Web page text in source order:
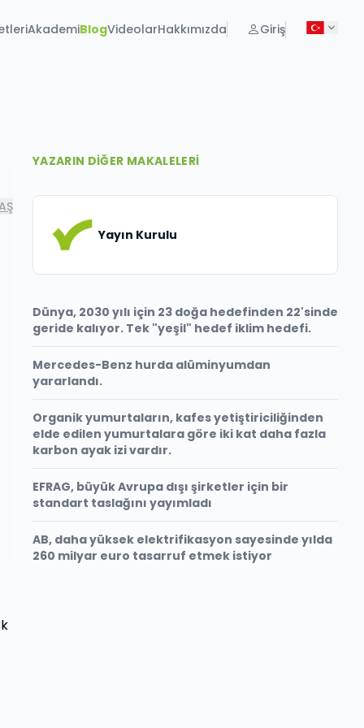
AkademiBlogVideolarHakkımızda Giriş
YAZARIN DIĞER MAKALELERI
Yayın Kurulu
Dünya, 2030 yılı için 23 doğa hedefinden 22'sinde
geride kalıyor. Tek "yeşil" hedef iklim hedefi.
Mercedes-Benz hurda alüminyumdan
yararlandı.
Organik yumurtaların, kafes yetiştiriciliğinden
elde edilen yumurtalara göre iki kat daha fazla
karbon ayak izi vardır.
EFRAG, büyük Avrupa dışı şirketler için bir
standart taslağını yayımladı
AB, daha yüksek elektrifikasyon sayesinde yılda
260 milyar euro tasarruf etmek istiyor